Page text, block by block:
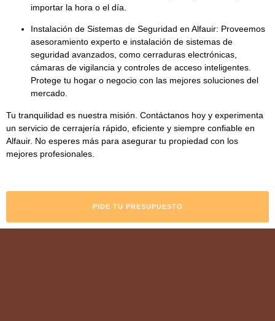
importar la hora o el día.
Instalación de Sistemas de Seguridad en Alfauir: Proveemos
asesoramiento experto e instalación de sistemas de
seguridad avanzados, como cerraduras electrónicas,
cámaras de vigilancia y controles de acceso inteligentes.
Protege tu hogar o negocio con las mejores soluciones del
mercado.
Tu tranquilidad es nuestra misión. Contáctanos hoy y experimenta
un servicio de cerrajería rápido, eficiente y siempre confiable en
Alfauir. No esperes más para asegurar tu propiedad con los
mejores profesionales.
PIDE TU PRESUPUESTO